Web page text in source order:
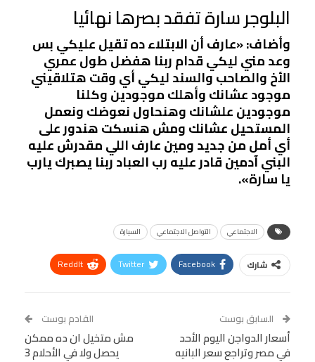
البلوجر سارة تفقد بصرها نهائيا
وأضاف: «عارف أن الابتلاء ده تقيل عليكي بس
وعد مني ليكي قدام ربنا هفضل طول عمري
الأخ والصاحب والسند ليكي أي وقت هتلاقيني
موجود عشانك وأهلك موجودين وكلنا
موجودين علشانك وهنحاول نعوضك ونعمل
المستحيل عشانك ومش هنسكت هندور على
أي أمل من جديد ومين عارف اللي مقدرش عليه
البني آدمين قادر عليه رب العباد ربنا يصبرك يارب
يا سارة».
الاجتماعي التواصل الاجتماعي السيارة
شارك Facebook
Twitter
ReddIt
Tumblr
البريد الإلكتروني
StumbleUpon
VK
السابق بوست
أسعار الدواجن اليوم الأحد
في مصر وتراجع سعر البانيه
القادم بوست
مش متخيل ان ده ممكن
يحصل ولا في الأحلام 3